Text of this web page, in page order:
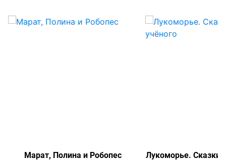
Марат, Полина и Робопес Лукоморье. Сказки